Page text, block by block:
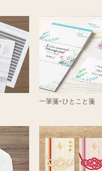
一筆箋・ひとこと箋